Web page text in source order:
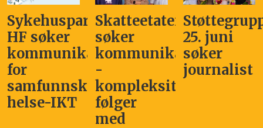
Sykehuspartner
HF søker
kommunikasjonssjef
for
samfunnskritisk
helse-IKT
Skatteetaten
søker
kommunikasjonsleder
-
kompleksitet
følger
med
25. juni
søker
journalist